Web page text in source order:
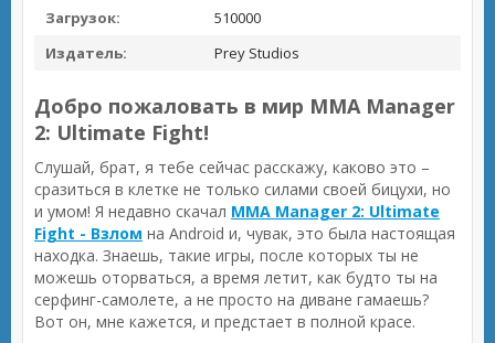
Загрузок:
510000
Издатель:
Prey Studios
Добро пожаловать в мир MMA Manager
2: Ultimate Fight!
Слушай, брат, я тебе сейчас расскажу, каково это –
сразиться в клетке не только силами своей бицухи, но
и умом! Я недавно скачал MMA Manager 2: Ultimate
Fight - Взлом на Android и, чувак, это была настоящая
находка. Знаешь, такие игры, после которых ты не
можешь оторваться, а время летит, как будто ты на
серфинг-самолете, а не просто на диване гамаешь?
Вот он, мне кажется, и предстает в полной красе.